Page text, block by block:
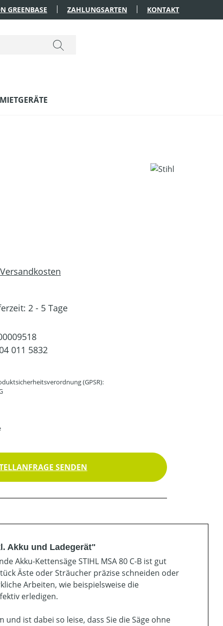
GREENBASE ZAHLUNGSARTEN KONTAKT
MIETGERÄTE
2 - 5 Tage
011 5832
(GPSR):
SENDEN
Akku und Ladegerät"
Akku-Kettensäge STIHL MSA 80 C-B ist gut
Äste oder Sträucher präzise schneiden oder
Arbeiten, wie beispielsweise die
erledigen.
und ist dabei so leise, dass Sie die Säge ohne